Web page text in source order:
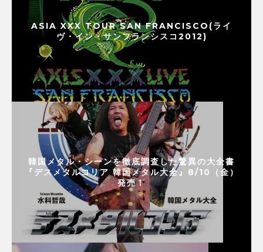
ASIA XXX TOUR SAN FRANCISCO(ライ
ヴ・イン・サンフランシスコ2012)
韓国メタル・シーンを徹底調査した驚異の大全書
『デスメタルコリア 韓国メタル大全』8/10（金）
発売！